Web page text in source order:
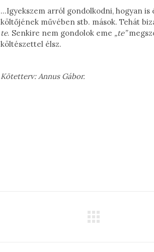
…Igyekszem arról gondolkodni, hogyan is
költőjének művében stb. mások. Tehát
te. Senkire nem gondolok eme „te”
költészettel élsz.
Kötetterv: Annus Gábor.